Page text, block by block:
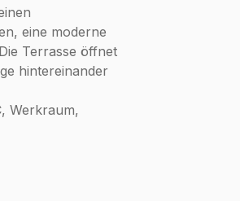
eine moderne
Terrasse öffnet
hintereinander
Werkraum,